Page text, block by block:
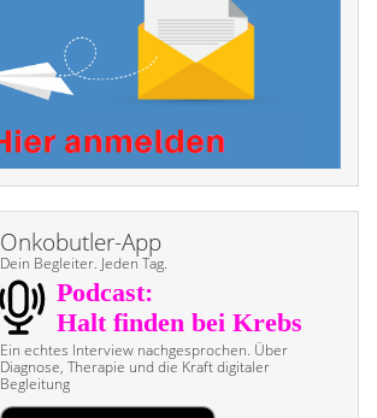
Onkobutler-App
Dein Begleiter. Jeden Tag.
Ein echtes Interview nach­gesprochen. Über
Diagnose, Therapie und die Kraft digitaler
Begleitung